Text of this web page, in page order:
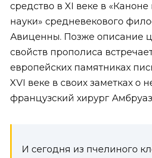
средство в XI веке в
науки» средневекового
Авиценны. Позже описание
свойств прополиса
европейских памятниках
XVI веке в своих заметках о
французский хирург
И сегодня из пчелиного